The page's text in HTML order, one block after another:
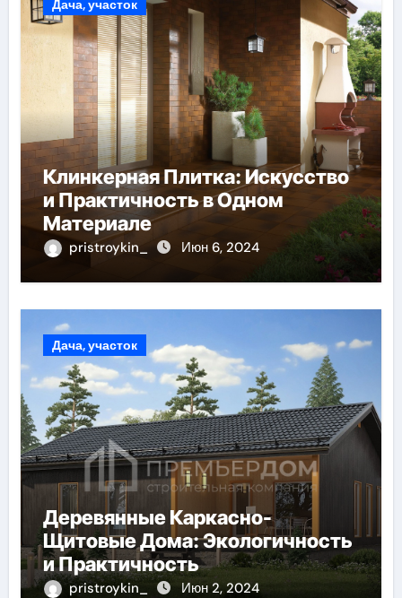
Дача, участок
Клинкерная Плитка: Искусство
и Практичность в Одном
Материале
pristroykin_ Июн 6, 2024
Дача, участок
Деревянные Каркасно-
Щитовые Дома: Экологичность
и Практичность
pristroykin_ Июн 2, 2024